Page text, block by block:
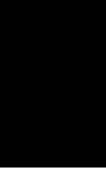
a
para recibir